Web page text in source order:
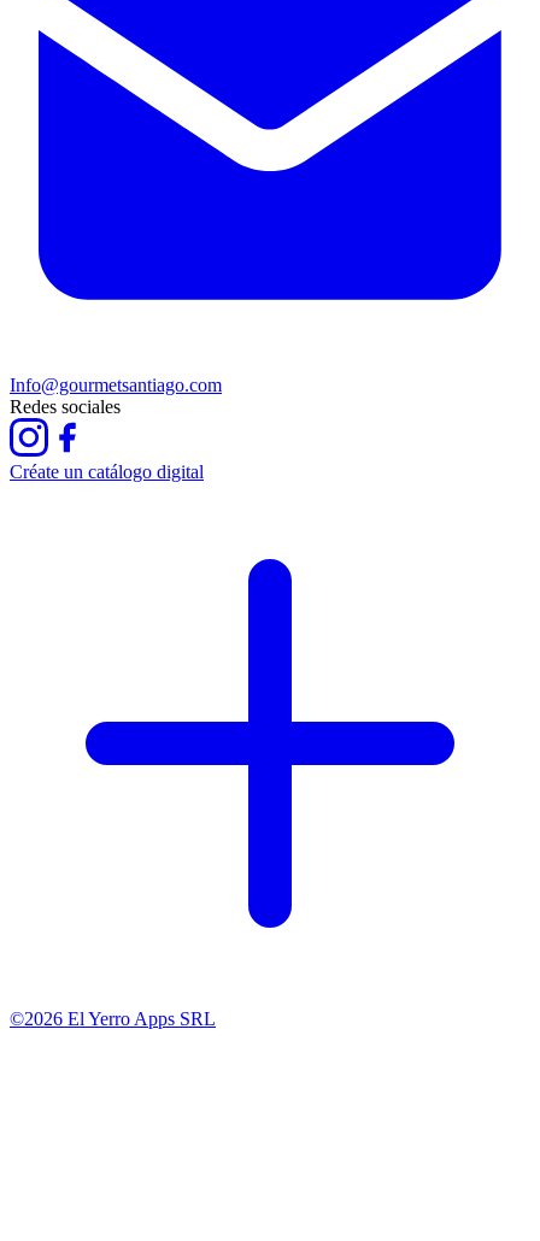
Info@gourmetsantiago.com
Redes sociales
Créate un catálogo digital
©2026 El Yerro Apps SRL